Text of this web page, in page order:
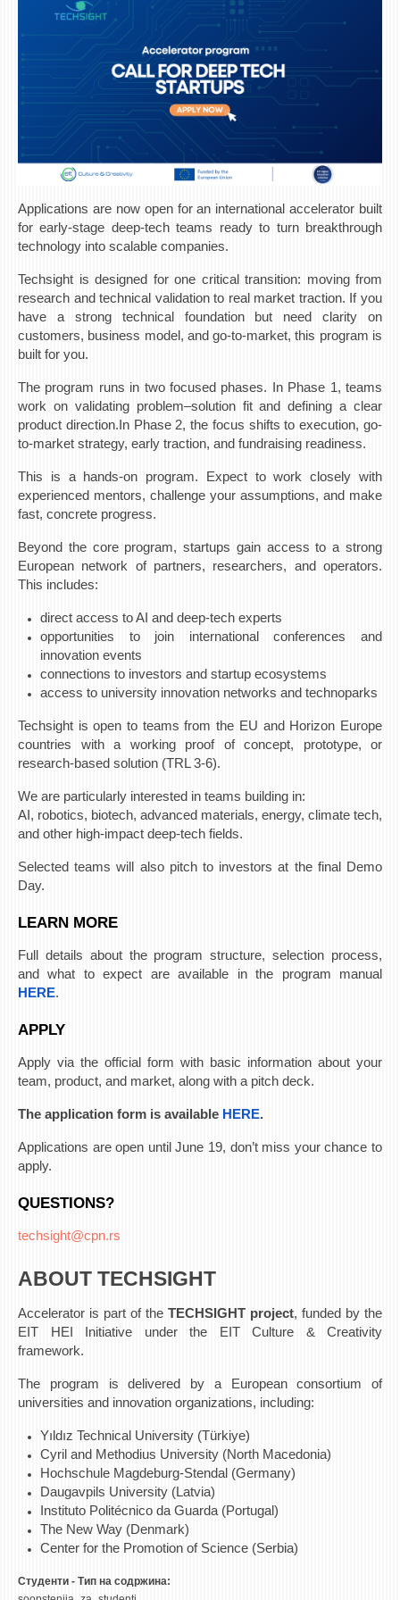
WATERBRIDGING
CIRASIM
AIR QUALITY MODELLING
ИНФОРМАЦИИ ОД ЈАВЕН КАРАКТЕР
АНКЕТИ И САМОЕВАЛУАЦИИ
ТЕЛЕФОНСКИ ИМЕНИК
ALUMNI MFS
ИЗВЕСТУВАЊА
НАСТАВЕН КАДАР
РЕДОВНИ ПРОФ.
ВОНРЕДНИ ПРОФ.
ДОЦЕНТИ
АСИСТЕНТИ
ЛЕКТОРИ
ЛАБОРАНТИ
IN MEMORIAM
СТУДИИ
II ЦИКЛУС - ПОСЛЕДИПЛОМСКИ
III ЦИКЛУС - ДОКТОРСКИ
МЕЃУНАРОДНА РАЗМЕНА
ЕКВИВАЛЕНЦИИ ОД СТАРИ СТУДИСКИ ПРОГРАМИ
ОГЛАСНА ТАБЛА
БИБЛИОТЕКА
ДА ВИНЧИ МАГАЗИН
СТИПЕНДИИ/ПРАКСИ
СТИПЕНДИИ
Applications are now open for an international accelerator built
for early-stage deep-tech teams ready to turn breakthrough
technology into scalable companies.
Techsight is designed for one critical transition: moving from
research and technical validation to real market traction. If you
have a strong technical foundation but need clarity on
customers, business model, and go-to-market, this program is
built for you.
The program runs in two focused phases. In Phase 1, teams
work on validating problem–solution fit and defining a clear
product direction.In Phase 2, the focus shifts to execution, go-
to-market strategy, early traction, and fundraising readiness.
This is a hands-on program. Expect to work closely with
experienced mentors, challenge your assumptions, and make
fast, concrete progress.
Beyond the core program, startups gain access to a strong
European network of partners, researchers, and operators.
This includes:
direct access to AI and deep-tech experts
opportunities to join international conferences and
innovation events
connections to investors and startup ecosystems
access to university innovation networks and technoparks
Techsight is open to teams from the EU and Horizon Europe
countries with a working proof of concept, prototype, or
research-based solution (TRL 3-6).
We are particularly interested in teams building in:
AI, robotics, biotech, advanced materials, energy, climate tech,
and other high-impact deep-tech fields.
Selected teams will also pitch to investors at the final Demo
Day.
LEARN MORE
Full details about the program structure, selection process,
and what to expect are available in the program manual
HERE.
APPLY
Apply via the official form with basic information about your
team, product, and market, along with a pitch deck.
The application form is available HERE.
Applications are open until June 19, don’t miss your chance to
apply.
QUESTIONS?
techsight@cpn.rs
ABOUT TECHSIGHT
Accelerator is part of the TECHSIGHT project, funded by the
EIT HEI Initiative under the EIT Culture & Creativity
framework.
The program is delivered by a European consortium of
universities and innovation organizations, including:
Yıldız Technical University (Türkiye)
Cyril and Methodius University (North Macedonia)
Hochschule Magdeburg-Stendal (Germany)
Daugavpils University (Latvia)
Instituto Politécnico da Guarda (Portugal)
The New Way (Denmark)
Center for the Promotion of Science (Serbia)
Студенти - Тип на содржина: